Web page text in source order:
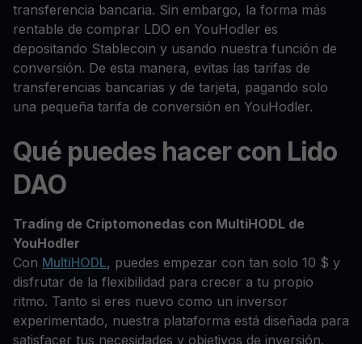
transferencia bancaria. Sin embargo, la forma más
rentable de comprar LDO en YouHodler es
depositando Stablecoin y usando nuestra función de
conversión. De esta manera, evitas las tarifas de
transferencias bancarias y de tarjeta, pagando solo
una pequeña tarifa de conversión en YouHodler.
Qué puedes hacer con Lido
DAO
Trading de Criptomonedas con MultiHODL de
YouHodler
Con MultiHODL, puedes empezar con tan solo 10 $ y
disfrutar de la flexibilidad para crecer a tu propio
ritmo. Tanto si eres nuevo como un inversor
experimentado, nuestra plataforma está diseñada para
satisfacer tus necesidades y objetivos de inversión.